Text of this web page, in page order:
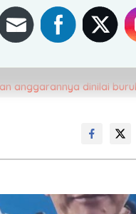
anggarannya dinilai